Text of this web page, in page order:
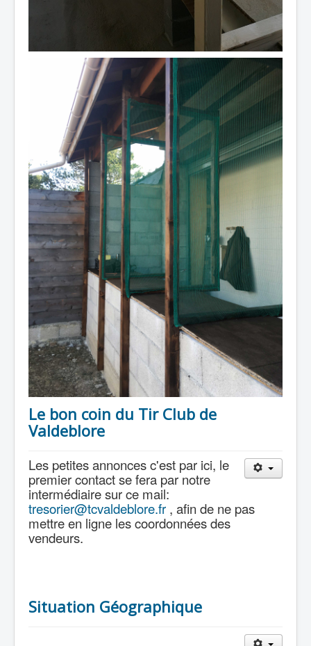
Le bon coin du Tir Club de
Valdeblore
Les petites annonces c'est par ici, le
premier contact se fera par notre
intermédiaire sur ce mail:
tresorier@tcvaldeblore.fr , afin de ne pas
mettre en ligne les coordonnées des
vendeurs.
Situation Géographique